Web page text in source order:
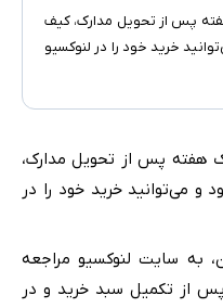
پس از تحویل مدارک، کیف
خرید خود را در لنوکسیو
هفته پس از تحویل مدارک،
و می‌توانید خرید خود را در
به سایت لنوکسیو مراجعه
از تکمیل سبد خرید و در